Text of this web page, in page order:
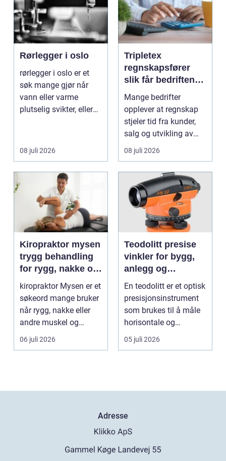
Rørlegger i oslo
rørlegger i oslo er et
søk mange gjør når
vann eller varme
plutselig svikter, eller
08 juli 2026
Tripletex
regnskapsfører
slik får bedriften
mer ut av
regnskapet
Mange bedrifter
opplever at regnskap
stjeler tid fra kunder,
salg og utvikling av
virksomheten. Samt...
08 juli 2026
Kiropraktor mysen
trygg behandling
for rygg, nakke og
ledd
kiropraktor Mysen er et
søkeord mange bruker
når rygg, nakke eller
andre muskel og
leddplager begynn...
06 juli 2026
Teodolitt presise
vinkler for bygg,
anlegg og
kartlegging
En teodolitt er et optisk
presisjonsinstrument
som brukes til å måle
horisontale og
vertikale vinkle...
05 juli 2026
Adresse